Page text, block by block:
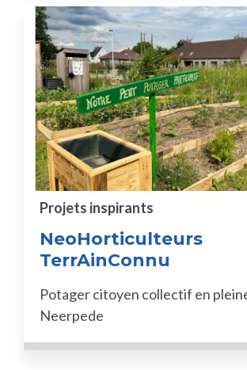
NeoHorticulteurs
TerrAinConnu
Projets inspirants
Potager citoyen collectif en
Neerpede